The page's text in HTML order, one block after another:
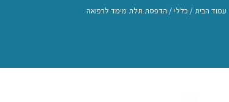
עמוד הבית/ כללי/ הדפסת תלת מימד לרפואה